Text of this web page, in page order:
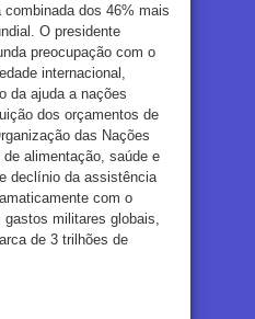
combinada dos 46% mais
O presidente
preocupação com o
internacional,
da ajuda a nações
dos orçamentos de
das Nações
alimentação, saúde e
declínio da assistência
com o
militares globais,
de 3 trilhões de